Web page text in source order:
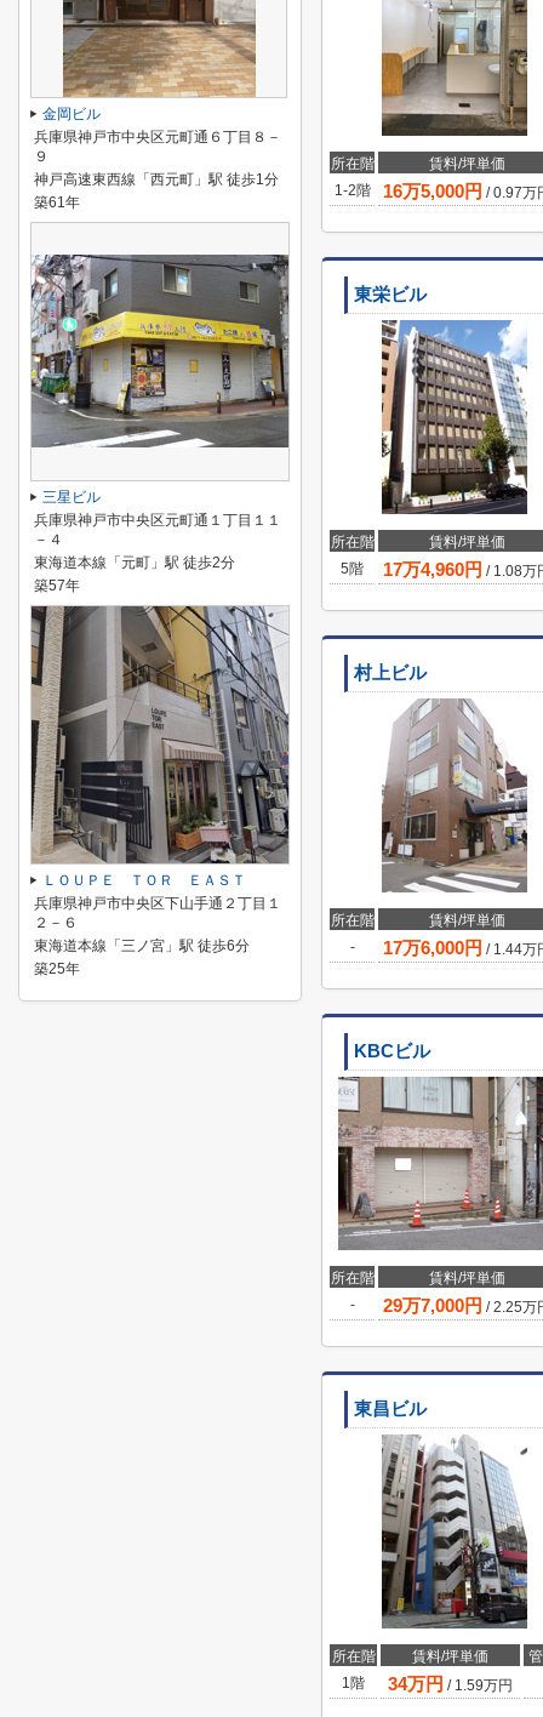
所在階
賃料/坪単価
1-2階
16万5,000円 /0.97万
東栄ビル
所在階
賃料/坪単価
5階
17万4,960円 / 1.08万
村上ビル
所在階
賃料/坪単価
-
17万6,000円 / 1.44万
KBCビル
所在階
賃料/坪単価
-
29万7,000円 /2.25万
東昌ビル
所在階 賃料/坪単価
1階
34万円 / 1.59万円
金岡ビル
兵庫県神戸市中央区元町通６丁目８－
９
神戸高速東西線「西元町」駅 徒歩1分
築61年
三星ビル
兵庫県神戸市中央区元町通１丁目１１
－４
東海道本線「元町」駅 徒歩2分
築57年
ＬＯＵＰＥ ＴＯＲ ＥＡＳＴ
兵庫県神戸市中央区下山手通２丁目１
２－６
東海道本線「三ノ宮」駅 徒歩6分
築25年